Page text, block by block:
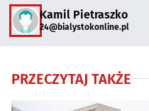
Kamil Pietraszko
24@bialystokonline.pl
PRZECZYTAJ TAKŻE